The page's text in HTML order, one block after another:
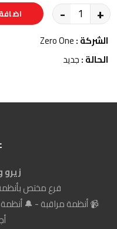
- +
الشركة :Zero One
الحالة :جديد
فرع مختص بأنظمة
📹 أنظمة مراقبة - 🔔